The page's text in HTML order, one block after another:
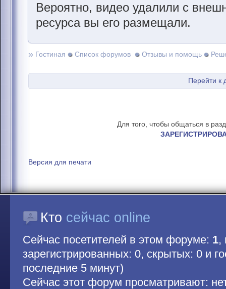
Вероятно, видео удалили с
ресурса вы его размещали.
» Гостиная Список форумов Отзывы и помощь
Перейти к
Для того, чтобы общаться в
Версия для печати
Кто сейчас online
Сейчас посетителей в этом форуме: 1,
зарегистрированных: 0, скрытых: 0 и
последние 5 минут)
Сейчас этот форум просматривают: